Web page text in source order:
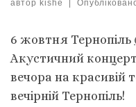
автор kishe
6 жовтня Тернопіль
Акустичний
вечора на красивій
вечірній Тернопіль!